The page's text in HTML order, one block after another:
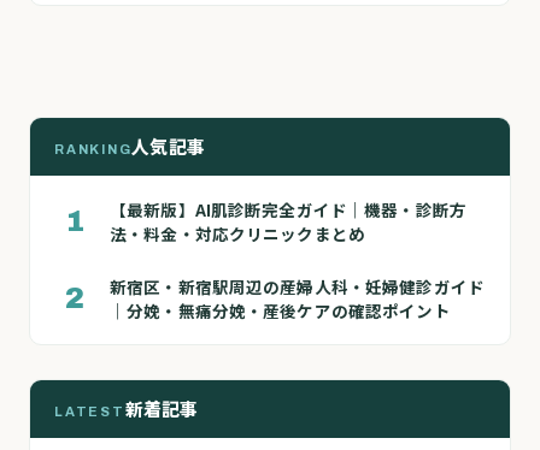
RANKING人気記事
1
【最新版】AI肌診断完全ガイド｜機器・診断方
法・料金・対応クリニックまとめ
2
新宿区・新宿駅周辺の産婦人科・妊婦健診ガイド
｜分娩・無痛分娩・産後ケアの確認ポイント
LATEST 新着記事